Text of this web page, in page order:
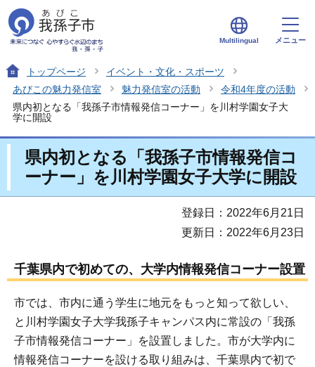
Multilingual メニュー
トップページ
イベント・文化・スポーツ
あびこの魅力発信室
魅力発信室の活動
令和4年度の活動
県内初となる「我孫子市情報発信コーナー」を川村学園女子大
学に開設
県内初となる「我孫子市情報発信コ
ーナー」を川村学園女子大学に開設
登録日：2022年6月21日
更新日：2022年6月23日
千葉県内で初めての、大学内情報発信コーナー設置
市では、市内に通う学生に地元をもっと知って欲しい、
と川村学園女子大学我孫子キャンパス内に常設の「我孫
子市情報発信コーナー」を設置しました。市が大学内に
情報発信コーナーを設ける取り組みは、千葉県内で初で